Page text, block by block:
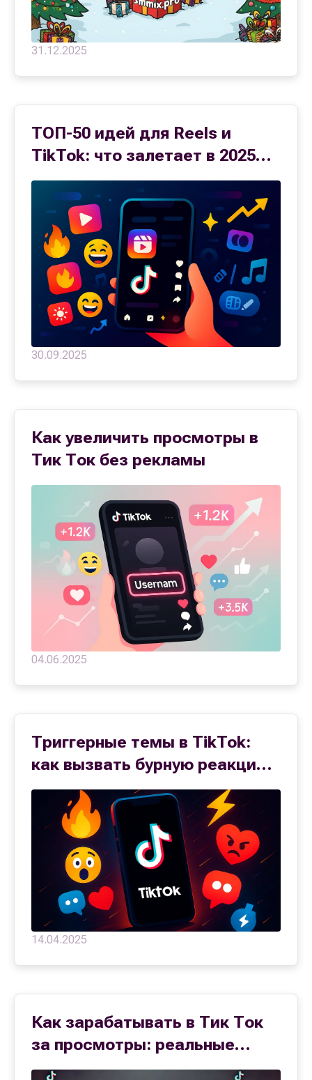
31.12.2025
ТОП-50 идей для Reels и
TikTok: что залетает в 2025
году
30.09.2025
Как увеличить просмотры в
Тик Ток без рекламы
04.06.2025
Триггерные темы в TikTok:
как вызвать бурную реакцию
аудитории
14.04.2025
Как зарабатывать в Тик Ток
за просмотры: реальные
цифры и проверенные